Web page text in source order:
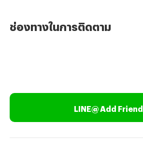
ช่องทางในการติดตาม
LINE@ Add Friend